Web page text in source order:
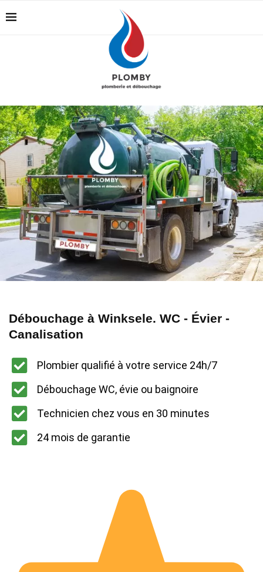
Débouchage à Winksele. WC - Évier -
Canalisation
Plombier qualifié à votre service 24h/7
Débouchage WC, évie ou baignoire
Technicien chez vous en 30 minutes
24 mois de garantie